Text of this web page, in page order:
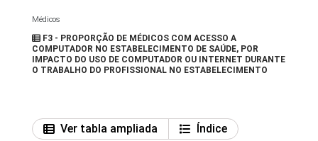
Médicos
F3 - PROPORÇÃO DE MÉDICOS COM ACESSO A
COMPUTADOR NO ESTABELECIMENTO DE SAÚDE, POR
IMPACTO DO USO DE COMPUTADOR OU INTERNET DURANTE
O TRABALHO DO PROFISSIONAL NO ESTABELECIMENTO
Ver tabla ampliada
Índice